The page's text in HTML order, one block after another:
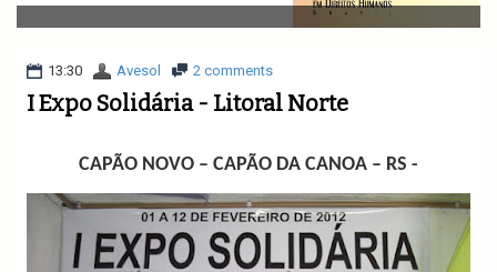
v
i
a
i
n
13:30 Avesol 2 comments
I Expo Solidária - Litoral Norte
CAPÃO NOVO – CAPÃO DA CANOA – RS -